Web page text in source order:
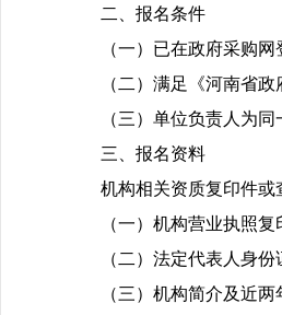
二、报名条件
（一）已在政府采购网
（二）满足《河南省
（三）单位负责人为
三、报名资料
机构相关资质复印件
（一）机构营业执照
（二）法定代表人身份
（三）机构简介及近